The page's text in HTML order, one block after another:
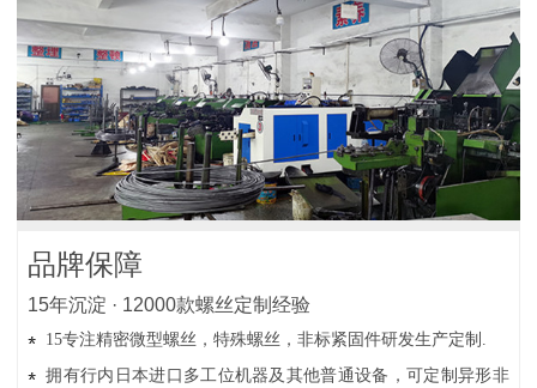
品牌保障
15年沉淀 · 12000款螺丝定制经验
15专注精密微型螺丝，特殊螺丝，非标紧固件研发生产定制.
拥有行内日本进口多工位机器及其他普通设备，可定制异形非